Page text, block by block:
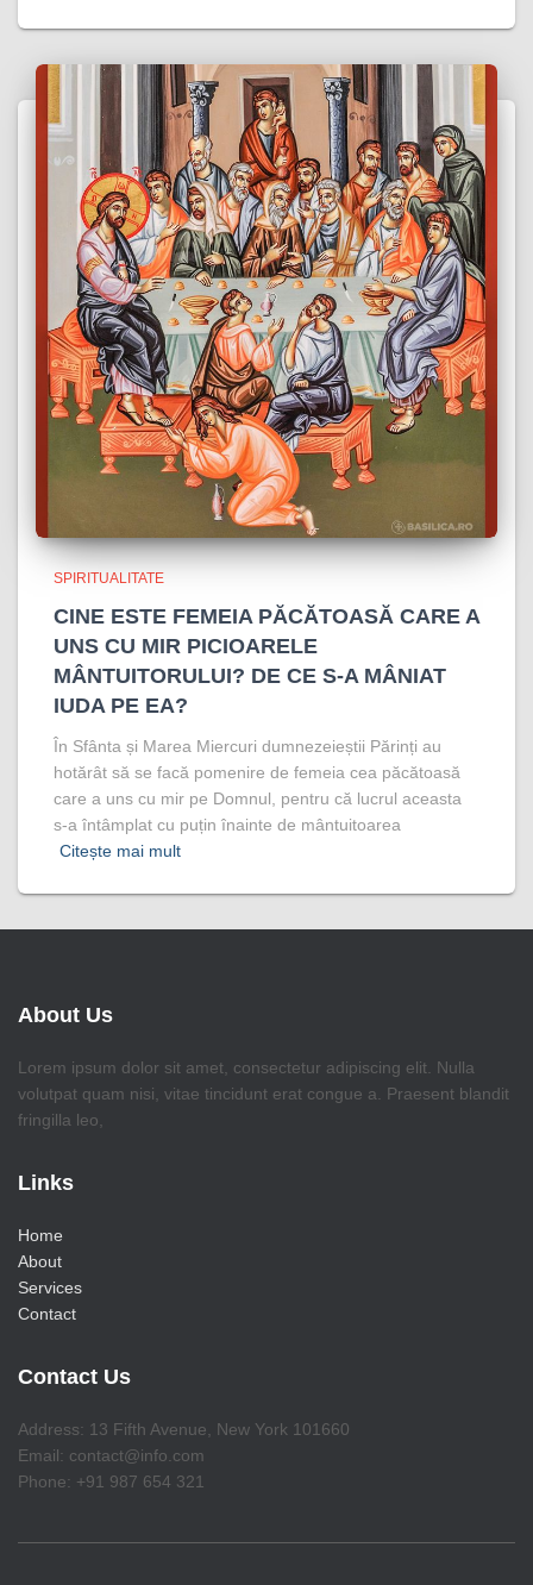
SPIRITUALITATE
CINE ESTE FEMEIA PĂCĂTOASĂ CARE A
UNS CU MIR PICIOARELE
MÂNTUITORULUI? DE CE S-A MÂNIAT
IUDA PE EA?
În Sfânta și Marea Miercuri dumnezeieștii Părinți au
hotărât să se facă pomenire de femeia cea păcătoasă
care a uns cu mir pe Domnul, pentru că lucrul aceasta
s-a întâmplat cu puțin înainte de mântuitoarea
Citește mai mult
About Us
Lorem ipsum dolor sit amet, consectetur adipiscing elit. Nulla
volutpat quam nisi, vitae tincidunt erat congue a. Praesent blandit
fringilla leo,
Links
Home
About
Services
Contact
Contact Us
Address: 13 Fifth Avenue, New York 101660
Email: contact@info.com
Phone: +91 987 654 321